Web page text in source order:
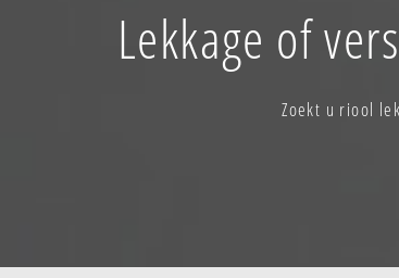
Lekkage of
Zoekt u riool